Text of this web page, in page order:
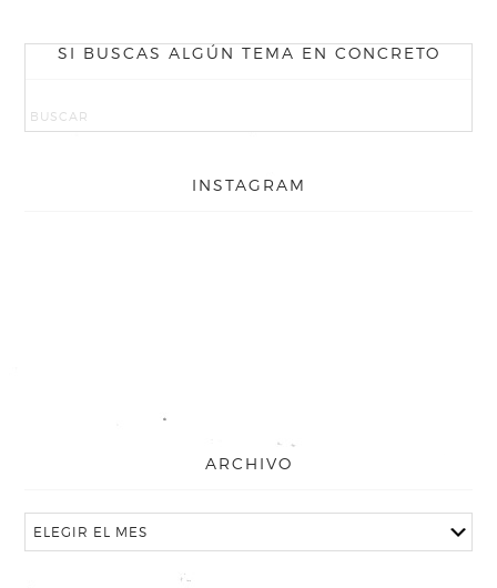
SI BUSCAS ALGÚN TEMA EN CONCRETO
INSTAGRAM
ARCHIVO